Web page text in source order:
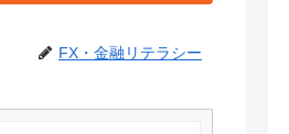
FX・金融リテラシー